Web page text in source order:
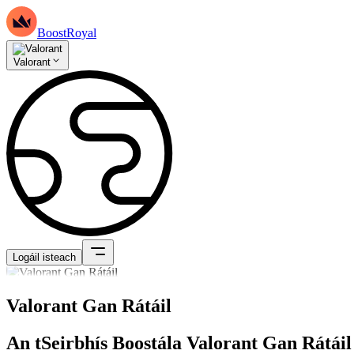
BoostRoyal
Valorant
Logáil isteach
Valorant Gan Rátáil
An tSeirbhís Boostála Valorant Gan